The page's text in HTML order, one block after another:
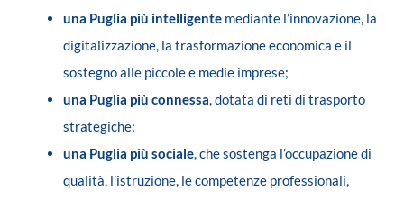
una Puglia più intelligente mediante l’innovazione, la
digitalizzazione, la trasformazione economica e il
sostegno alle piccole e medie imprese;
una Puglia più connessa, dotata di reti di trasporto
strategiche;
una Puglia più sociale, che sostenga l’occupazione di
qualità, l’istruzione, le competenze professionali,